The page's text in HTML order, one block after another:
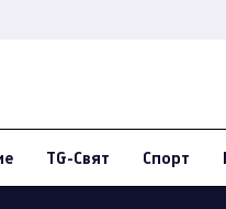
TG-Свят Спорт